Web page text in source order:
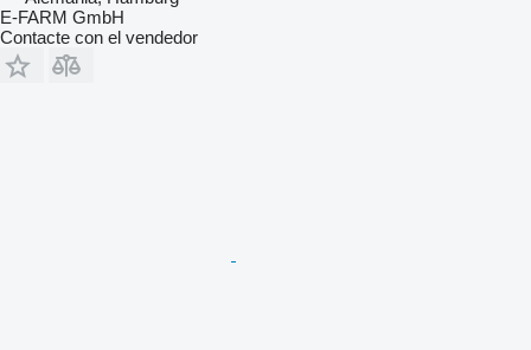
E-FARM GmbH
Contacte con el vendedor